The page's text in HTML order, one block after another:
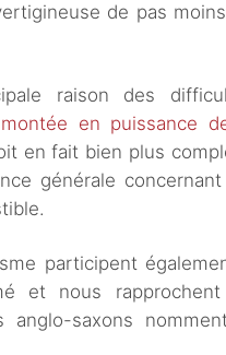
de pas
raison des
en puissance
en fait bien plus
générale
participent
et nous
anglo-saxons